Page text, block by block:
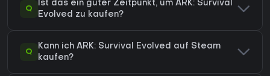
Q
Ist das ein guter Zeitpunkt, um ARK: Survival
Evolved zu kaufen?
Q
Kann ich ARK: Survival Evolved auf Steam
kaufen?